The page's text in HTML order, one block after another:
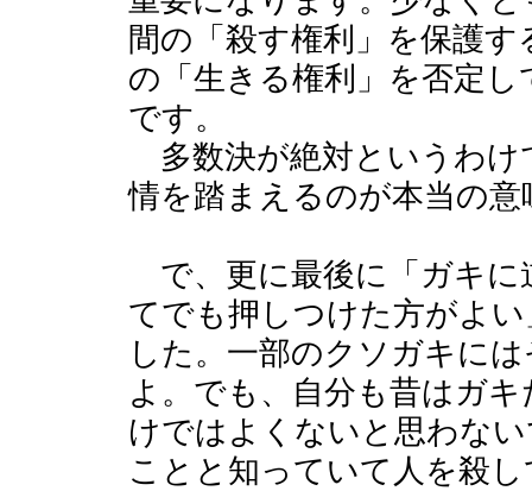
間の「殺す権利」を保護
の「生きる権利」を否定
です。
多数決が絶対というわけ
情を踏まえるのが本当の
で、更に最後に「ガキに
てでも押しつけた方がよ
した。一部のクソガキに
よ。でも、自分も昔はガ
けではよくないと思わな
ことと知っていて人を殺